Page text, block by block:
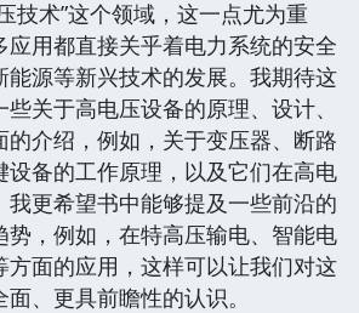
技术”这个领域，这一点尤为重
应用都直接关乎着电力系统的安全
能源等新兴技术的发展。我期待这
关于高电压设备的原理、设计、
的介绍，例如，关于变压器、断路
设备的工作原理，以及它们在高电
我更希望书中能够提及一些前沿的
势，例如，在特高压输电、智能电
方面的应用，这样可以让我们对这
、更具前瞻性的认识。